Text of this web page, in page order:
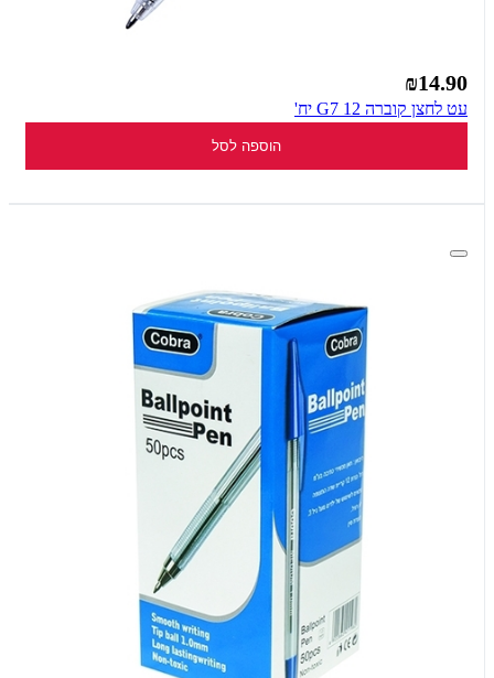
₪14.90
עט לחצן קוברה G7 12 יח'
הוספה לסל